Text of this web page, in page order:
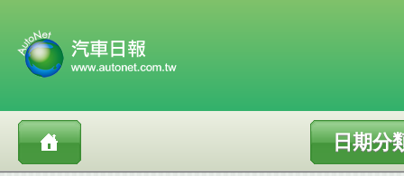
日期分